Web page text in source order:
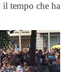
il tempo che ha